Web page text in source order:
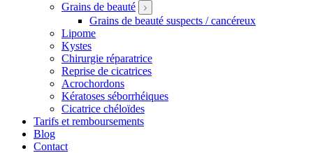
Grains de beauté
Grains de beauté suspects / cancéreux
Lipome
Kystes
Chirurgie réparatrice
Reprise de cicatrices
Acrochordons
Kératoses séborrhéiques
Cicatrice chéloïdes
Tarifs et remboursements
Blog
Contact